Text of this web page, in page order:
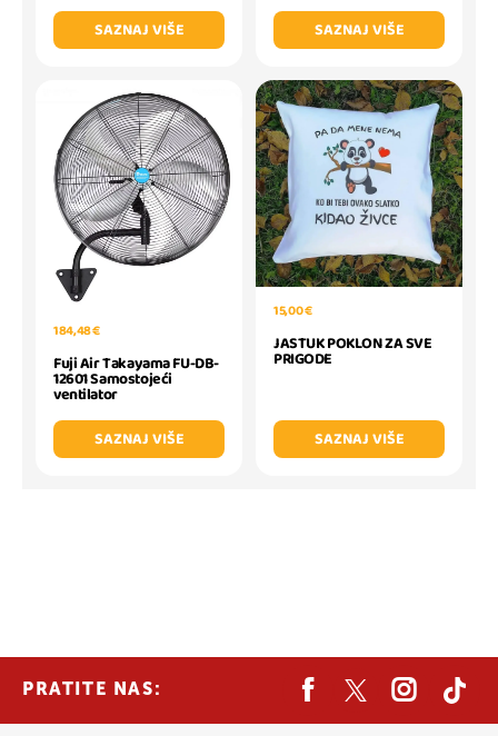
SAZNAJ VIŠE
SAZNAJ VIŠE
184,48 €
Fuji Air Takayama FU-DB-
12601 Samostojeći
ventilator
SAZNAJ VIŠE
15,00 €
JASTUK POKLON ZA SVE
PRIGODE
SAZNAJ VIŠE
PRATITE NAS: